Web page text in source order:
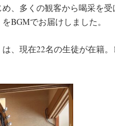
、多くの観客から喝采を受
BGMでお届けしました。
、現在22名の生徒が在籍。